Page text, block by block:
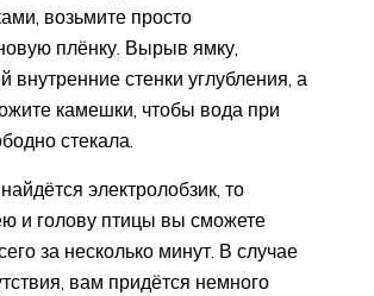
возьмите просто
плёнку. Вырыв ямку,
внутренние стенки углубления, а
камешки, чтобы вода при
стекала.
электролобзик, то
и голову птицы вы сможете
за несколько минут. В случае
вам придётся немного